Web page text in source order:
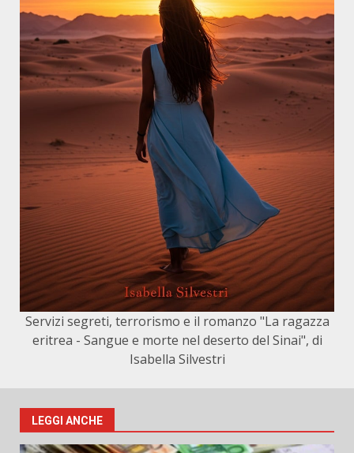
Servizi segreti, terrorismo e il romanzo "La ragazza
eritrea - Sangue e morte nel deserto del Sinai", di
Isabella Silvestri
LEGGI ANCHE